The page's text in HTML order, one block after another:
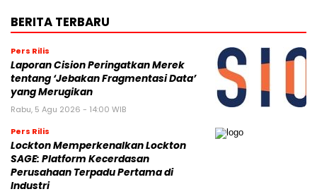
BERITA TERBARU
Pers Rilis
Laporan Cision Peringatkan Merek
tentang ‘Jebakan Fragmentasi Data’
yang Merugikan
Rabu, 5 Agu 2026 - 14:00 WIB
Pers Rilis
Lockton Memperkenalkan Lockton
SAGE: Platform Kecerdasan
Perusahaan Terpadu Pertama di
Industri